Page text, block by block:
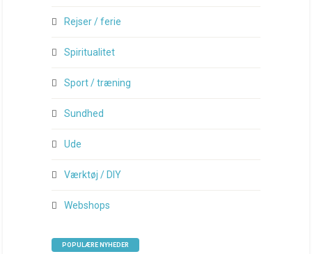
Rejser / ferie
Spiritualitet
Sport / træning
Sundhed
Ude
Værktøj / DIY
Webshops
POPULÆRE NYHEDER